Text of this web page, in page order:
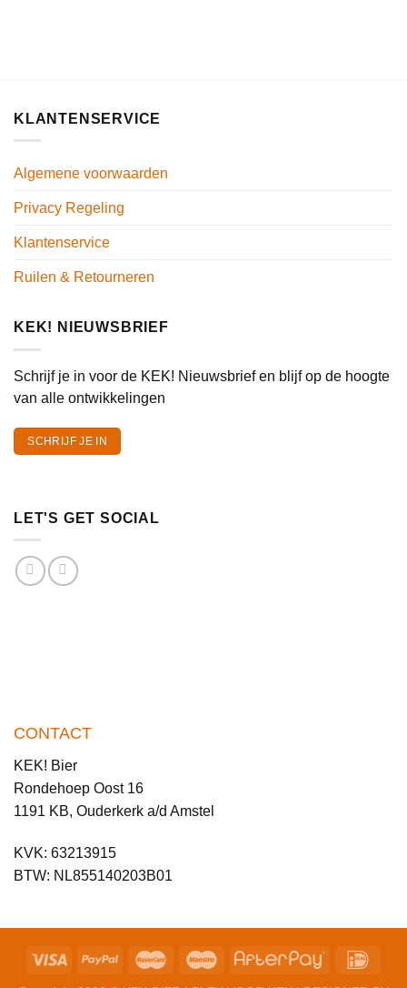
KLANTENSERVICE
Algemene voorwaarden
Privacy Regeling
Klantenservice
Ruilen & Retourneren
KEK! NIEUWSBRIEF
Schrijf je in voor de KEK! Nieuwsbrief en blijf op de hoogte
van alle ontwikkelingen
SCHRIJF JE IN
LET'S GET SOCIAL
CONTACT
KEK! Bier
Rondehoep Oost 16
1191 KB, Ouderkerk a/d Amstel
KVK: 63213915
BTW: NL855140203B01